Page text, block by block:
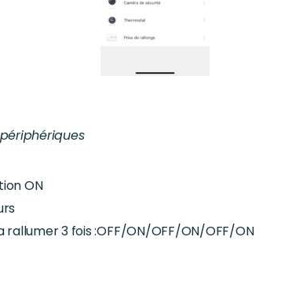
ON
rallumer 3 fois :OFF/ON/OFF/ON/OFF/ON